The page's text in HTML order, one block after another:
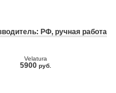
РФ, ручная работа
Velatura
5900 руб.